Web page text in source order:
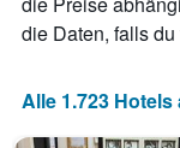
die Daten, falls
Alle 1.723 Hotels